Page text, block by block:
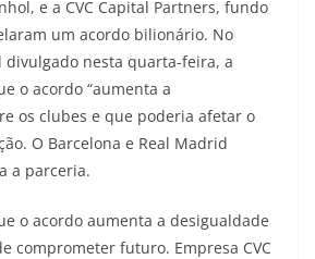
e a CVC Capital Partners, fundo
um acordo bilionário. No
divulgado nesta quarta-feira, a
o acordo “aumenta a
os clubes e que poderia afetar o
O Barcelona e Real Madrid
a parceria.
o acordo aumenta a desigualdade
comprometer futuro. Empresa CVC